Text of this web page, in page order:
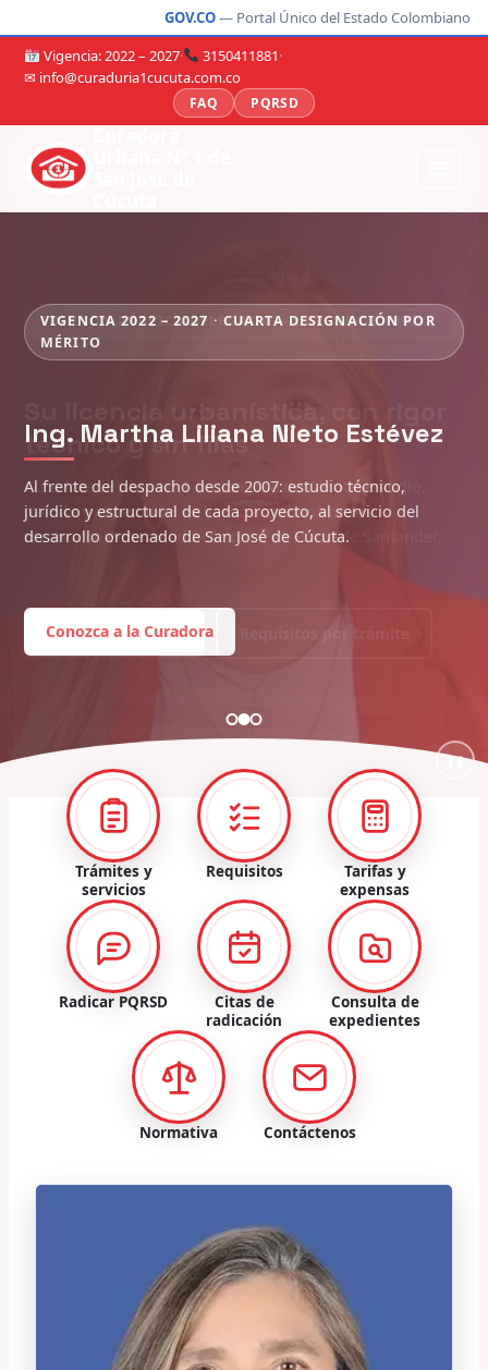
GOV.CO— Portal Único del Estado Colombiano
Vigencia: 2022 – 2027· 3150411881·
✉ info@curaduria1cucuta.com.co
FAQ PQRSD
VIGENCIA 2022 – 2027 · CUARTA DESIGNACIÓN POR
MÉRITO
Ing. Martha Liliana Nieto Estévez
Al frente del despacho desde 2007: estudio técnico,
jurídico y estructural de cada proyecto, al servicio del
desarrollo ordenado de San José de Cúcuta.
Conozca a la Curadora
❚❚
Trámites y
servicios
Requisitos
Tarifas y
expensas
Radicar PQRSD
Citas de
radicación
Consulta de
expedientes
Normativa Contáctenos